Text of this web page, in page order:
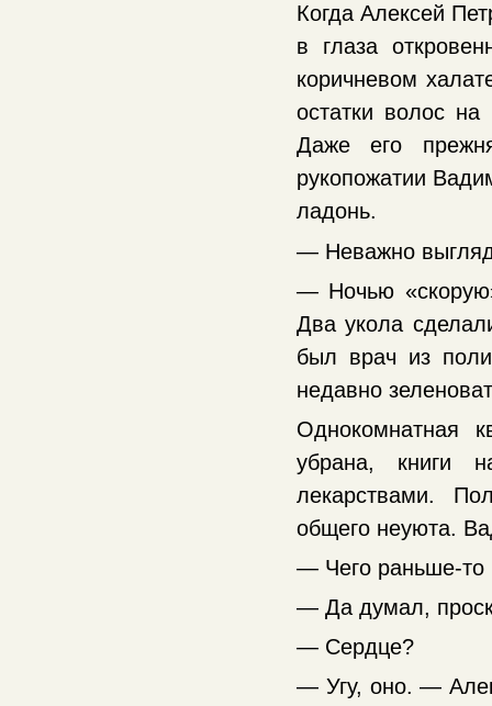
Когда Алексей
в глаза
коричневом
остатки волос на
Даже его
рукопожатии
ладонь.
— Неважно
— Ночью
Два укола
был врач из
недавно
Однокомнатная
убрана, книги
лекарствами.
общего неуюта.
— Чего раньше-то
— Да думал,
— Сердце?
— Угу, оно. —